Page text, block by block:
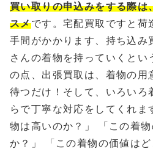
買い取りの申込みをする際は
スメです。宅配買取ですと荷
手間がかかります、持ち込み
さんの着物を持っていくとい
の点、出張買取は、着物の用
待つだけ！そして、いろいろ
らで丁寧な対応をしてくれま
物は高いのか？」 「この着
か？」 「この着物の価値は